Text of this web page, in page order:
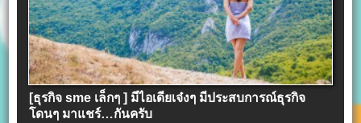
[ธุรกิจ sme เล็กๆ ] มีไอเดียเจ๋งๆ มีประสบการณ์ธุรกิจ
โดนๆ มาแชร์…กันครับ